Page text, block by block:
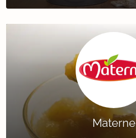
Materne